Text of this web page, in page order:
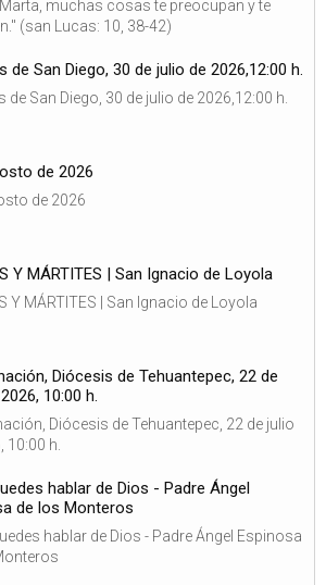
muchas cosas te preocupan y te
(san Lucas: 10, 38-42)
de San Diego, 30 de julio de 2026,12:00 h.
de San Diego, 30 de julio de 2026,12:00 h.
de 2026
de 2026
Y MÁRTITES | San Ignacio de Loyola
Y MÁRTITES | San Ignacio de Loyola
Diócesis de Tehuantepec, 22 de
10:00 h.
Diócesis de Tehuantepec, 22 de julio
10:00 h.
hablar de Dios - Padre Ángel
de los Monteros
hablar de Dios - Padre Ángel Espinosa